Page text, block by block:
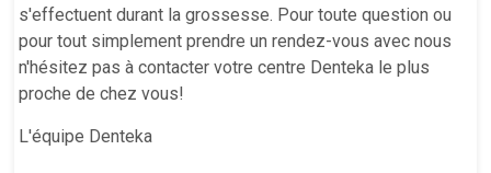
s'effectuent durant la grossesse. Pour toute question ou
pour tout simplement prendre un rendez-vous avec nous
n'hésitez pas à contacter votre centre Denteka le plus
proche de chez vous!
L'équipe Denteka